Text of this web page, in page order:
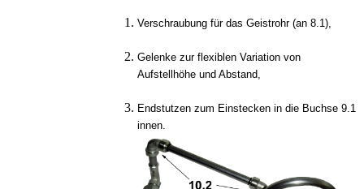
Verschraubung für das Geistrohr (an 8.1),
Gelenke zur flexiblen Variation von
Aufstellhöhe und Abstand,
Endstutzen zum Einstecken in die Buchse 9.1
innen.